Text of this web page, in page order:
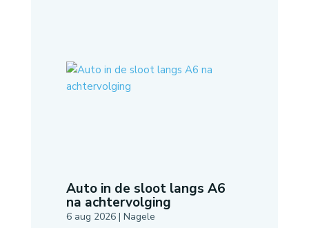
Auto in de sloot langs A6
na achtervolging
6 aug 2026| Nagele